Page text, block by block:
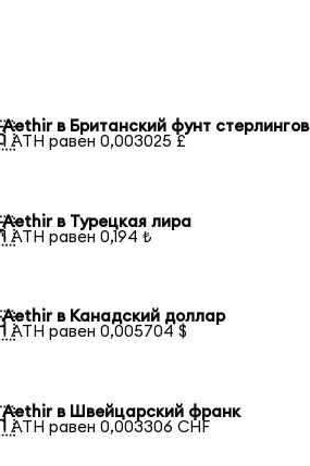
Aethir в Британский фунт стерлингов
1 ATH равен 0,003025 £
Aethir в Турецкая лира
1 ATH равен 0,194 ₺
Aethir в Канадский доллар
1 ATH равен 0,005704 $
Aethir в Швейцарский франк
1 ATH равен 0,003306 CHF